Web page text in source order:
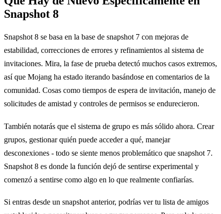
Snapshot 8
Snapshot 8 se basa en la base de snapshot 7 con mejoras de
estabilidad, correcciones de errores y refinamientos al sistema de
invitaciones. Mira, la fase de prueba detectó muchos casos extremos,
así que Mojang ha estado iterando basándose en comentarios de la
comunidad. Cosas como tiempos de espera de invitación, manejo de
solicitudes de amistad y controles de permisos se endurecieron.
También notarás que el sistema de grupo es más sólido ahora. Crear
grupos, gestionar quién puede acceder a qué, manejar
desconexiones - todo se siente menos problemático que snapshot 7.
Snapshot 8 es donde la función dejó de sentirse experimental y
comenzó a sentirse como algo en lo que realmente confiarías.
Si entras desde un snapshot anterior, podrías ver tu lista de amigos